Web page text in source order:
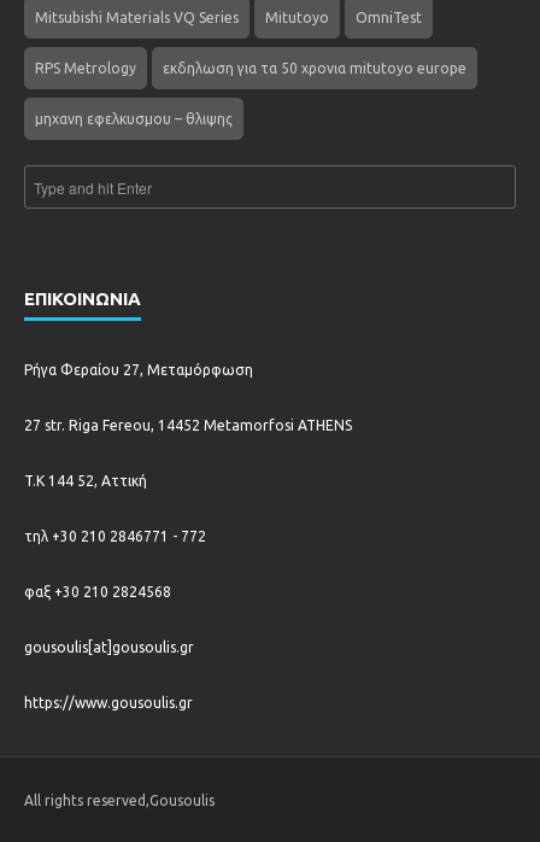
Mitsubishi Materials VQ Series Mitutoyo OmniTest
RPS Metrology εκδηλωση για τα 50 χρονια mitutoyo europe
μηχανη εφελκυσμου – θλιψης
ΕΠΙΚΟΙΝΩΝΙΑ
Ρήγα Φεραίου 27, Μεταμόρφωση
27 str. Riga Fereou, 14452 Metamorfosi ATHENS
T.K 144 52, Αττική
τηλ +30 210 2846771 - 772
φαξ +30 210 2824568
gousoulis[at]gousoulis.gr
https://www.gousoulis.gr
All rights reserved,Gousoulis